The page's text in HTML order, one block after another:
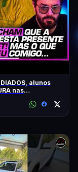
alunos
nas